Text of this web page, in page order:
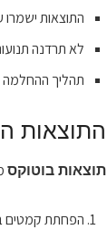
התוצאות
לא תרדנה
תהליך ההחלמה
התוצאות
תוצאות בוטוקס
הפחתת קמטים